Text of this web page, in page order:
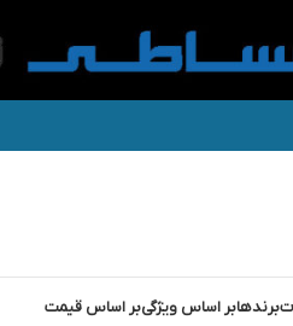
برندهابر اساس ویژگیبر اساس قیمت